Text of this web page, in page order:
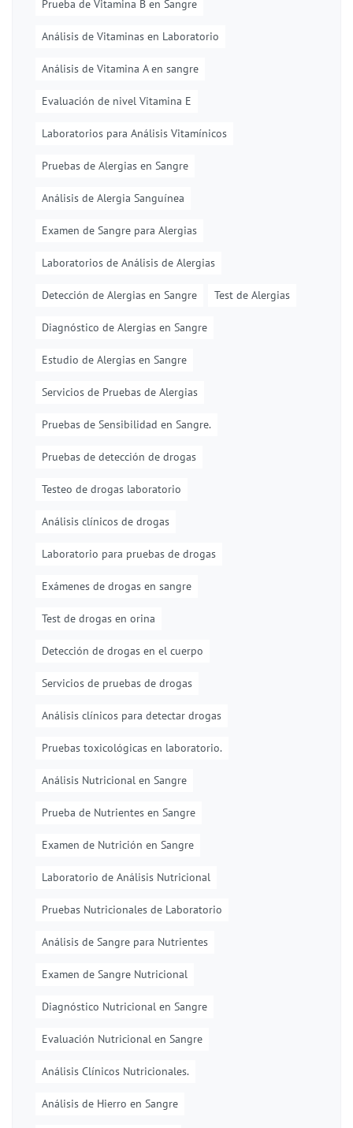
Prueba de Vitamina B en Sangre
Análisis de Vitaminas en Laboratorio
Análisis de Vitamina A en sangre
Evaluación de nivel Vitamina E
Laboratorios para Análisis Vitamínicos
Pruebas de Alergias en Sangre
Análisis de Alergia Sanguínea
Examen de Sangre para Alergias
Laboratorios de Análisis de Alergias
Detección de Alergias en Sangre Test de Alergias
Diagnóstico de Alergias en Sangre
Estudio de Alergias en Sangre
Servicios de Pruebas de Alergias
Pruebas de Sensibilidad en Sangre.
Pruebas de detección de drogas
Testeo de drogas laboratorio
Análisis clínicos de drogas
Laboratorio para pruebas de drogas
Exámenes de drogas en sangre
Test de drogas en orina
Detección de drogas en el cuerpo
Servicios de pruebas de drogas
Análisis clínicos para detectar drogas
Pruebas toxicológicas en laboratorio.
Análisis Nutricional en Sangre
Prueba de Nutrientes en Sangre
Examen de Nutrición en Sangre
Laboratorio de Análisis Nutricional
Pruebas Nutricionales de Laboratorio
Análisis de Sangre para Nutrientes
Examen de Sangre Nutricional
Diagnóstico Nutricional en Sangre
Evaluación Nutricional en Sangre
Análisis Clínicos Nutricionales.
Análisis de Hierro en Sangre